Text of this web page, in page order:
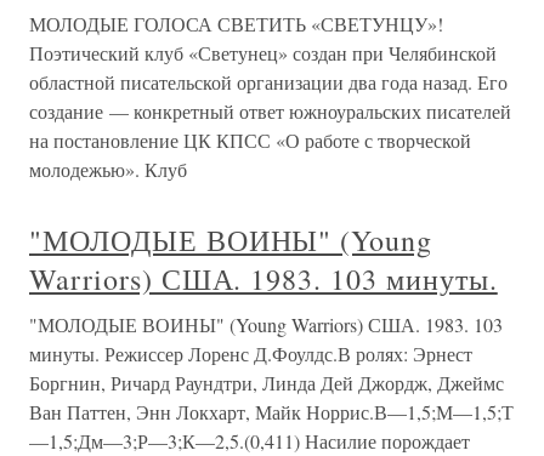
МОЛОДЫЕ ГОЛОСА СВЕТИТЬ «СВЕТУНЦУ»!
Поэтический клуб «Светунец» создан при Челябинской
областной писательской организации два года назад. Его
создание — конкретный ответ южноуральских писателей
на постановление ЦК КПСС «О работе с творческой
молодежью». Клуб
"МОЛОДЫЕ ВОИНЫ" (Young
Warriors) США. 1983. 103 минуты.
"МОЛОДЫЕ ВОИНЫ" (Young Warriors) США. 1983. 103
минуты. Режиссер Лоренс Д.Фоулдс.В ролях: Эрнест
Боргнин, Ричард Раундтри, Линда Дей Джордж, Джеймс
Ван Паттен, Энн Локхарт, Майк Норрис.В—1,5;М—1,5;Т
—1,5;Дм—3;Р—3;К—2,5.(0,411) Насилие порождает